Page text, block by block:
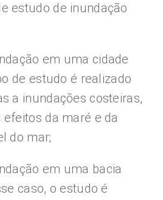
estudo de inundação
em uma cidade
de estudo é realizado
a inundações costeiras,
da maré e da
do mar;
em uma bacia
caso, o estudo é